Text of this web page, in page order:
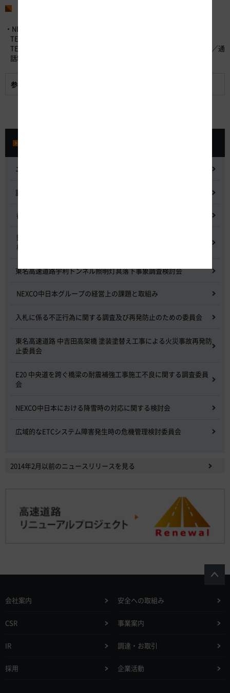
・NEXCO中日本お客さまセンター （24時間365日対応）
TEL：0120-922-229 （フリーダイヤル）
TEL：052-223-0333 （フリーダイヤルがご利用になれないお客さま／通
話料有料）
参考資料:
ニュースリリース
記者会見
都市間高速道路料金割引検討会
鋼少数主桁橋の床版下面吹付コンクリートはく離・落下事象調査
検討委員会
東名高速道路宇利トンネル照明灯具落下事象調査検討会
NEXCO中日本グループの経営上の課題と取組み
入札に係る不正行為に関する調査及び再発防止のための委員会
東名高速道路 中吉田高架橋 塗装塗替え工事による火災事故再発防
止委員会
E20 中央道を跨ぐ橋梁の耐震補強工事施工不良に関する調査委員
会
NEXCO中日本における降雪時の対応に関する検討会
広域的なETCシステム障害発生時の危機管理検討委員会
2014年2月以前のニュースリリースを見る
会社案内 安全への取組み
CSR 事業案内
IR 調達・お取引
採用 企業活動